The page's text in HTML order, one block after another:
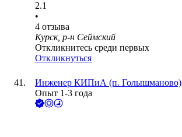
2.1
•
4 отзыва
Курск, р-н Сеймский
Откликнитесь среди первых
Откликнуться
Инженер КИПиА (п. Голышманово)
Опыт 1-3 года